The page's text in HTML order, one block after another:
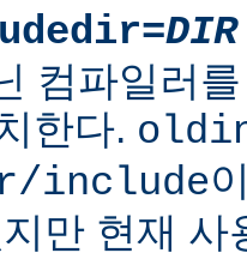
DIR
컴파일러
한다.
include
만 현재 사